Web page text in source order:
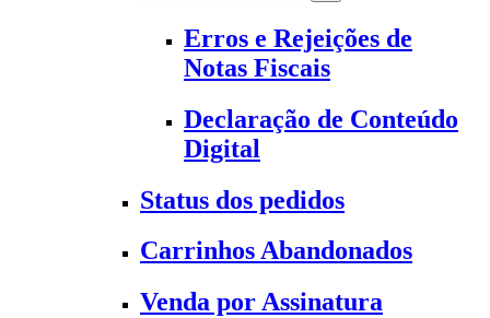
Erros e Rejeições de
Notas Fiscais
Declaração de Conteúdo
Digital
Status dos pedidos
Carrinhos Abandonados
Venda por Assinatura